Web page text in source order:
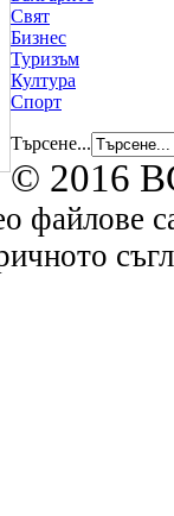
Свят
Бизнес
Туризъм
Култура
Спорт
Търсене...
© 2016
файлове